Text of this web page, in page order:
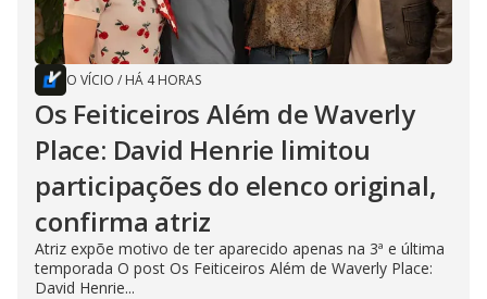
O VÍCIO / HÁ 4 HORAS
Os Feiticeiros Além de Waverly
Place: David Henrie limitou
participações do elenco original,
confirma atriz
Atriz expõe motivo de ter aparecido apenas na 3ª e última
temporada O post Os Feiticeiros Além de Waverly Place:
David Henrie...